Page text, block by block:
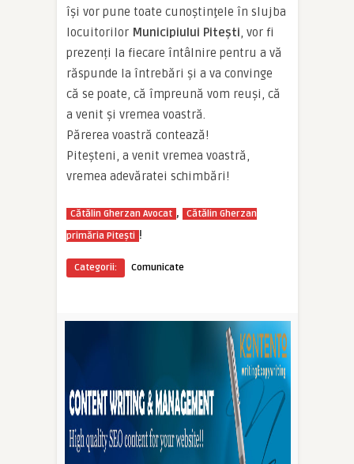
îşi vor pune toate cunoştinţele în slujba
locuitorilor Municipiului Piteşti, vor fi
prezenți la fiecare întâlnire pentru a vă
răspunde la întrebări și a va convinge
că se poate, că împreună vom reuși, că
a venit și vremea voastră.
Părerea voastră contează!
Piteșteni, a venit vremea voastră,
vremea adevăratei schimbări!
Cătălin Gherzan Avocat ,
Cătălin Gherzan
primăria Piteşti !
Categorii: Comunicate